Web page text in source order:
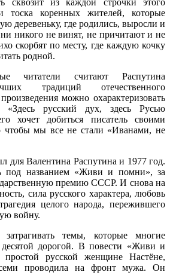
тоска коренных жителей, которые
деревеньку, где родились, выросли и
никого не винят, не причитают и не
скорбят по месту, где каждую кочку
родной.
читатели считают Распутина
традиций отечественного
можно охарактеризовать
«Здесь русский дух, здесь Русью
хочет добиться писатель своими
чтобы мы все не стали «Иванами, не
для Валентина Распутина и 1977 год.
под названием «Живи и помни», за
премию СССР. И снова на
сила русского характера, любовь
целого народа, пережившего
войну.
темы, которые многие
десятой дорогой. В повести «Живи и
русской женщине Настёне,
проводила на фронт мужа. Он